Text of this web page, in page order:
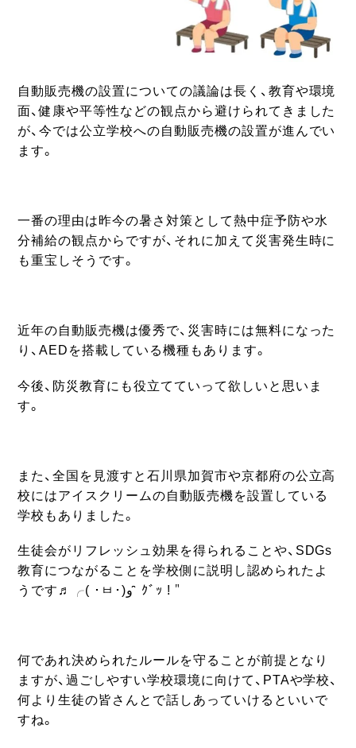
自動販売機の設置についての議論は長く、教育や環境
面、健康や平等性などの観点から避けられてきました
が、今では公立学校への自動販売機の設置が進んでい
ます。
一番の理由は昨今の暑さ対策として熱中症予防や水
分補給の観点からですが、それに加えて災害発生時に
も重宝しそうです。
近年の自動販売機は優秀で、災害時には無料になった
り、AEDを搭載している機種もあります。
今後、防災教育にも役立てていって欲しいと思いま
す。
また、全国を見渡すと石川県加賀市や京都府の公立高
校にはアイスクリームの自動販売機を設置している
学校もありました。
生徒会がリフレッシュ効果を得られることや、SDGs
教育につながることを学校側に説明し認められたよ
うです♬╭( ･ㅂ･)و ̑̑ ｸﾞｯ !＂
何であれ決められたルールを守ることが前提となり
ますが、過ごしやすい学校環境に向けて、PTAや学校、
何より生徒の皆さんとで話しあっていけるといいで
すね。